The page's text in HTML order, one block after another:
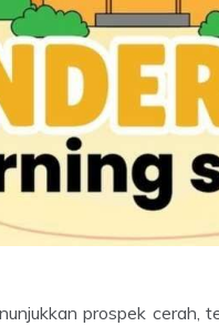
prospek cerah,